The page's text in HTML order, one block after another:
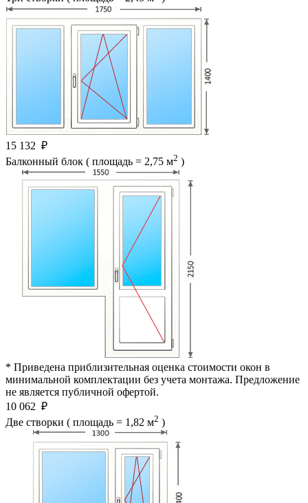
15 132 ₽
Балконный блок ( площадь = 2,75 м2 )
* Приведена приблизительная оценка стоимости окон в
минимальной комплектации без учета монтажа. Предложение
не является публичной офертой.
10 062 ₽
Две створки ( площадь = 1,82 м2 )